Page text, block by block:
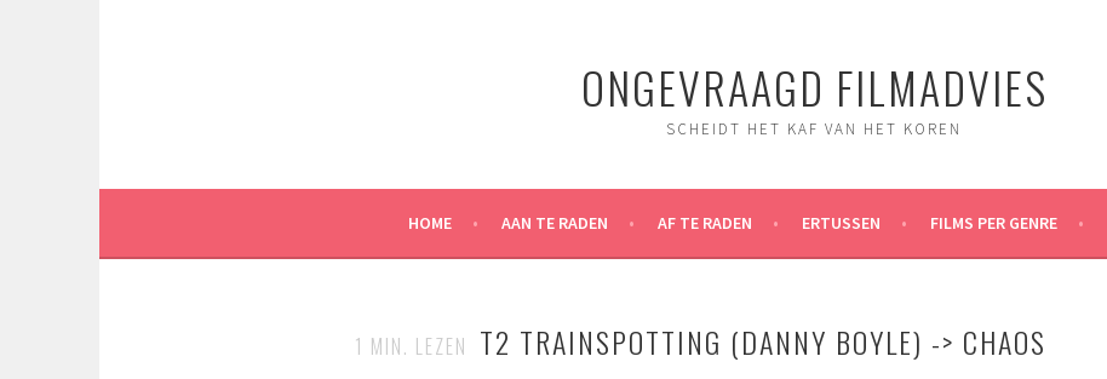
ONGEVRAAGD FILMADVIES
SCHEIDT HET KAF VAN HET KOREN
HOME AAN TE RADEN AF TE RADEN ERTUSSEN FILMS PER GENRE
1 MIN. LEZEN T2 TRAINSPOTTING (DANNY BOYLE) -> CHAOS